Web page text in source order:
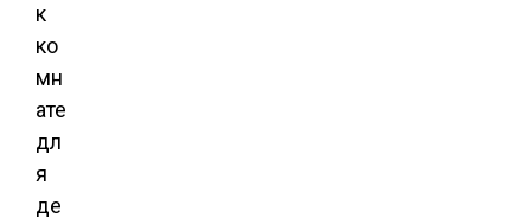
к
ко
мн
ате
дл
я
де